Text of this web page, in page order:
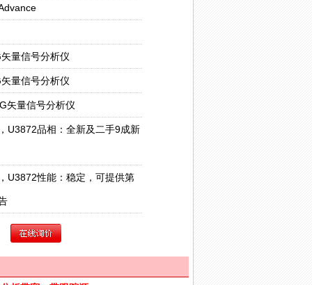
量信号分析仪
量信号分析仪
矢量信号分析仪
U3872品相：全新及二手9成新
U3872性能：稳定，可提供第